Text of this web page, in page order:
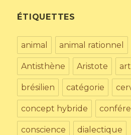
ÉTIQUETTES
animal animal rationnel
Antisthène Aristote
brésilien catégorie
concept hybride
conscience dialectique